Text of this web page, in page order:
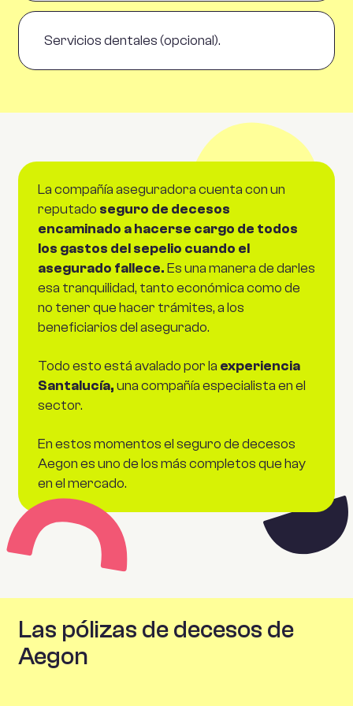
Servicios dentales (opcional).
La compañía aseguradora cuenta con un
reputado seguro de decesos
encaminado a hacerse cargo de todos
los gastos del sepelio cuando el
asegurado fallece.Es una manera de darles
esa tranquilidad, tanto económica como de
no tener que hacer trámites, a los
beneficiarios del asegurado.
Todo esto está avalado por la experiencia
Santalucía,una compañía especialista en el
sector.
En estos momentos el seguro de decesos
Aegon es uno de los más completos que hay
en el mercado.
Las pólizas de decesos de
Aegon